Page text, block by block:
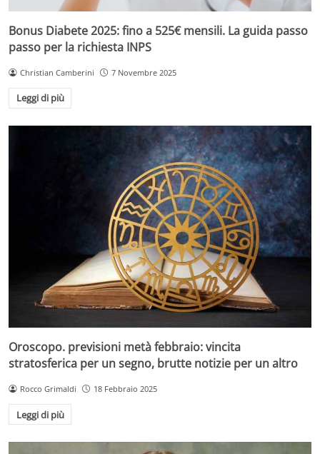
Bonus Diabete 2025: fino a 525€ mensili. La guida passo
passo per la richiesta INPS
Christian Camberini 7 Novembre 2025
Leggi di più
Oroscopo. previsioni metà febbraio: vincita
stratosferica per un segno, brutte notizie per un altro
Rocco Grimaldi 18 Febbraio 2025
Leggi di più